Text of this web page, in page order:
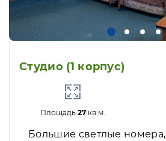
Студио (1 корпус)
Площадь 27кв.м.
Большие светлые номера,